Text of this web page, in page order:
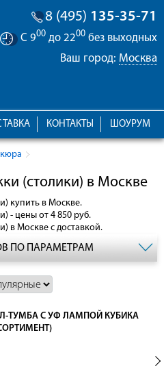
8 (495) 135-35-71
С 900 до 2200 без выходных
Ваш город: Москва
ШОУРУМ
КОНТАКТЫ
(столики) в Москве
купить в Москве.
- цены от 4 850 руб.
в Москве с доставкой.
ПО ПАРАМЕТРАМ
ТУМБА С УФ ЛАМПОЙ КУБИКА